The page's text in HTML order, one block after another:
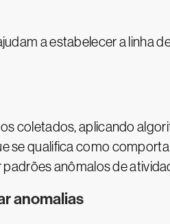
a estabelecer a linha
coletados, aplicando
se qualifica como
anômalos de
anomalias